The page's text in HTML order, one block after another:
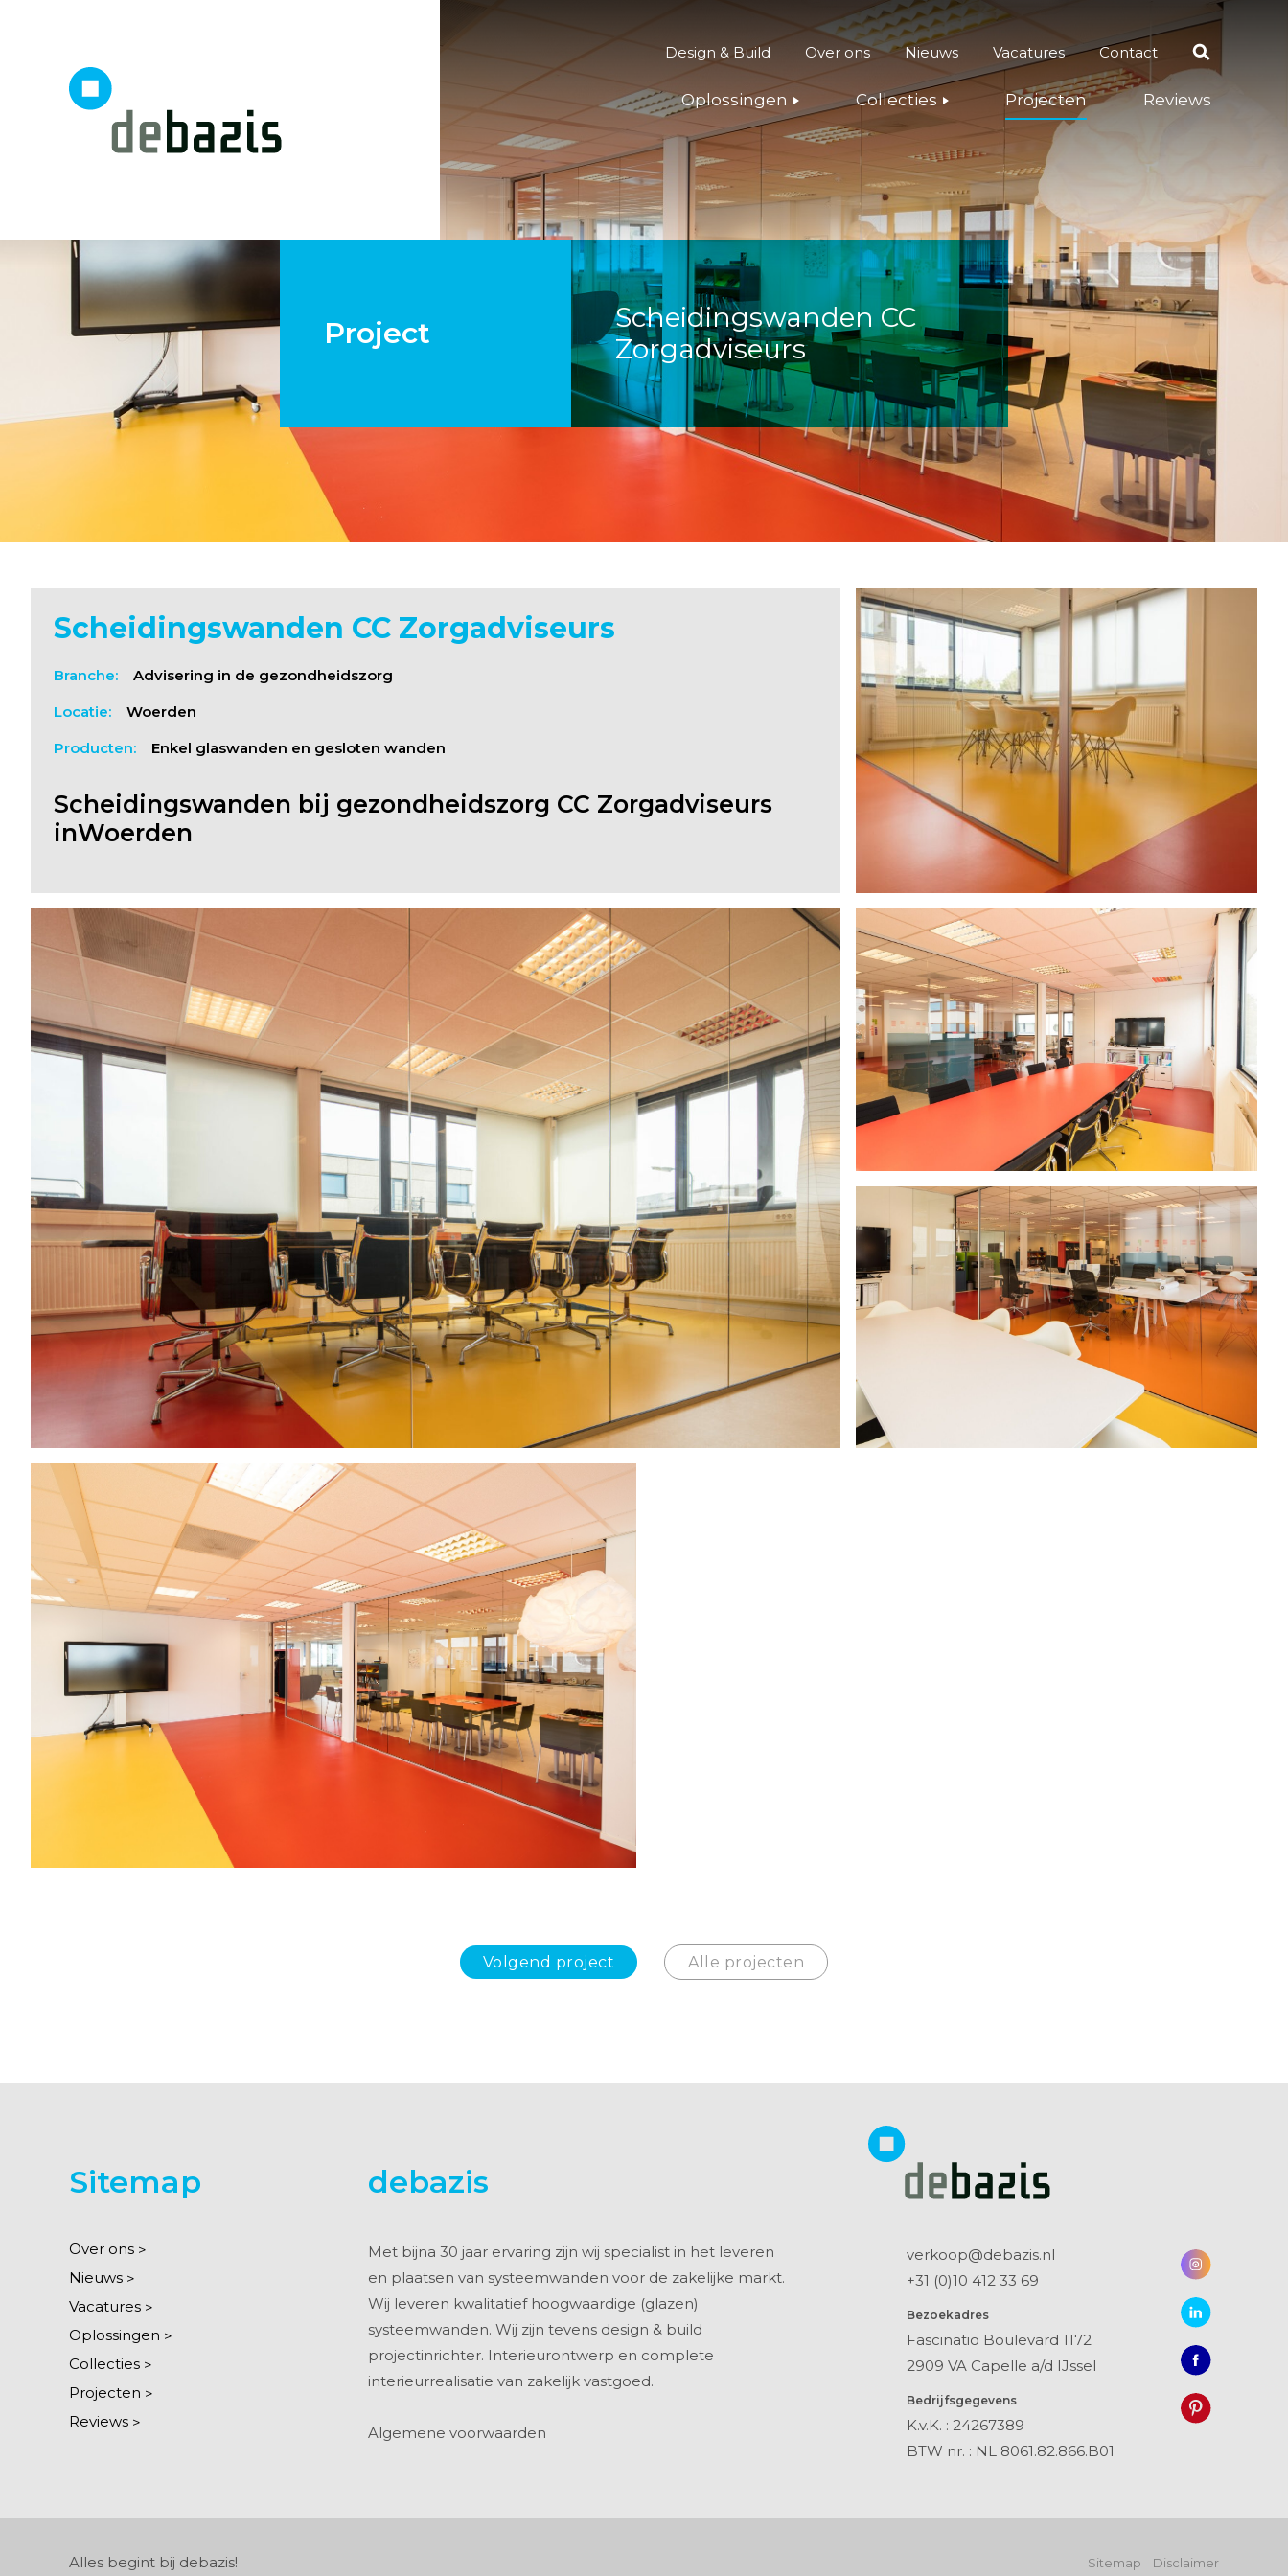
Oplossingen Collecties Projecten Reviews
Design & Build Over ons Nieuws Vacatures Contact
Project
Scheidingswanden CC
Zorgadviseurs
Scheidingswanden CC Zorgadviseurs
Branche:
Advisering in de gezondheidszorg
Locatie:
Woerden
Producten:
Enkel glaswanden en gesloten wanden
Scheidingswanden bij gezondheidszorg CC Zorgadviseurs
inWoerden
Volgend project Alle projecten
Sitemap
Over ons
Nieuws
Vacatures
Oplossingen
Collecties
Projecten
Reviews
debazis
Met bijna 30 jaar ervaring zijn wij specialist in het leveren
en plaatsen van systeemwanden voor de zakelijke markt.
Wij leveren kwalitatief hoogwaardige (glazen)
systeemwanden. Wij zijn tevens design & build
projectinrichter. Interieurontwerp en complete
interieurrealisatie van zakelijk vastgoed.
Algemene voorwaarden
verkoop@debazis.nl
+31 (0)10 412 33 69
Bezoekadres
Fascinatio Boulevard 1172
2909 VA Capelle a/d IJssel
Bedrijfsgegevens
K.v.K. : 24267389
BTW nr. : NL 8061.82.866.B01
Alles begint bij debazis! Sitemap Disclaimer